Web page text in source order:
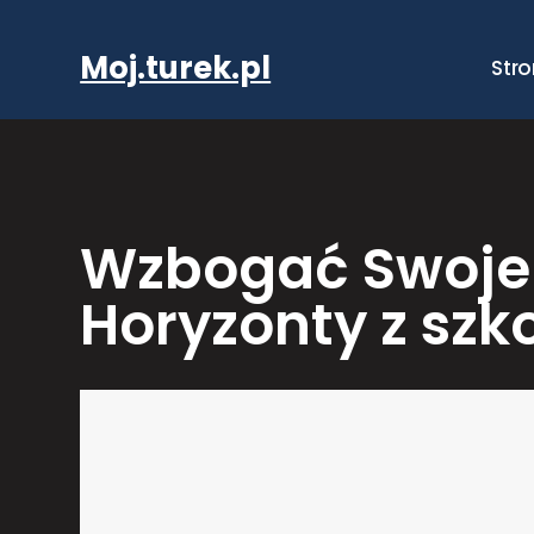
Moj.turek.pl
Wzbogać
Horyzonty z